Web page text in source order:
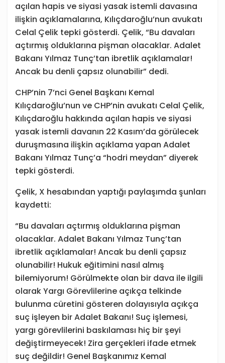
açılan hapis ve siyasi yasak istemli davasına
ilişkin açıklamalarına, Kılıçdaroğlu’nun avukatı
Celal Çelik tepki gösterdi. Çelik, “Bu davaları
açtırmış olduklarına pişman olacaklar. Adalet
Bakanı Yılmaz Tunç’tan ibretlik açıklamalar!
Ancak bu denli çapsız olunabilir” dedi.
CHP’nin 7’nci Genel Başkanı Kemal
Kılıçdaroğlu’nun ve CHP’nin avukatı Celal Çelik,
Kılıçdaroğlu hakkında açılan hapis ve siyasi
yasak istemli davanın 22 Kasım’da görülecek
duruşmasına ilişkin açıklama yapan Adalet
Bakanı Yılmaz Tunç’a “hodri meydan” diyerek
tepki gösterdi.
Çelik, X hesabından yaptığı paylaşımda şunları
kaydetti:
“Bu davaları açtırmış olduklarına pişman
olacaklar. Adalet Bakanı Yılmaz Tunç’tan
ibretlik açıklamalar! Ancak bu denli çapsız
olunabilir! Hukuk eğitimini nasıl almış
bilemiyorum! Görülmekte olan bir dava ile ilgili
olarak Yargı Görevlilerine açıkça telkinde
bulunma cüretini gösteren dolayısıyla açıkça
suç işleyen bir Adalet Bakanı! Suç işlemesi,
yargı görevlilerini baskılaması hiç bir şeyi
değiştirmeyecek! Zira gerçekleri ifade etmek
suç değildir! Genel Başkanımız Kemal